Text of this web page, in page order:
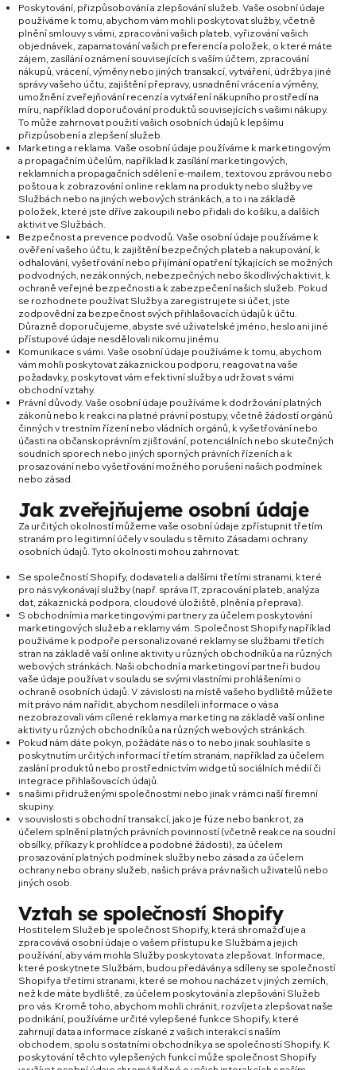
Poskytování, přizpůsobování a zlepšování služeb. Vaše osobní údaje
používáme k tomu, abychom vám mohli poskytovat služby, včetně
plnění smlouvy s vámi, zpracování vašich plateb, vyřizování vašich
objednávek, zapamatování vašich preferencí a položek, o které máte
zájem, zasílání oznámení souvisejících s vaším účtem, zpracování
nákupů, vrácení, výměny nebo jiných transakcí, vytváření, údržby a jiné
správy vašeho účtu, zajištění přepravy, usnadnění vrácení a výměny,
umožnění zveřejňování recenzí a vytváření nákupního prostředí na
míru, například doporučování produktů souvisejících s vašimi nákupy.
To může zahrnovat použití vašich osobních údajů k lepšímu
přizpůsobení a zlepšení služeb.
Marketing a reklama. Vaše osobní údaje používáme k marketingovým
a propagačním účelům, například k zasílání marketingových,
reklamních a propagačních sdělení e-mailem, textovou zprávou nebo
poštou a k zobrazování online reklam na produkty nebo služby ve
Službách nebo na jiných webových stránkách, a to i na základě
položek, které jste dříve zakoupili nebo přidali do košíku, a dalších
aktivit ve Službách.
Bezpečnost a prevence podvodů. Vaše osobní údaje používáme k
ověření vašeho účtu, k zajištění bezpečných plateb a nakupování, k
odhalování, vyšetřování nebo přijímání opatření týkajících se možných
podvodných, nezákonných, nebezpečných nebo škodlivých aktivit, k
ochraně veřejné bezpečnosti a k zabezpečení našich služeb. Pokud
se rozhodnete používat Služby a zaregistrujete si účet, jste
zodpovědní za bezpečnost svých přihlašovacích údajů k účtu.
Důrazně doporučujeme, abyste své uživatelské jméno, heslo ani jiné
přístupové údaje nesdělovali nikomu jinému.
Komunikace s vámi. Vaše osobní údaje používáme k tomu, abychom
vám mohli poskytovat zákaznickou podporu, reagovat na vaše
požadavky, poskytovat vám efektivní služby a udržovat s vámi
obchodní vztahy.
Právní důvody. Vaše osobní údaje používáme k dodržování platných
zákonů nebo k reakci na platné právní postupy, včetně žádostí orgánů
činných v trestním řízení nebo vládních orgánů, k vyšetřování nebo
účasti na občanskoprávním zjišťování, potenciálních nebo skutečných
soudních sporech nebo jiných sporných právních řízeních a k
prosazování nebo vyšetřování možného porušení našich podmínek
nebo zásad.
Jak zveřejňujeme osobní údaje
Za určitých okolností můžeme vaše osobní údaje zpřístupnit třetím
stranám pro legitimní účely v souladu s těmito Zásadami ochrany
osobních údajů. Tyto okolnosti mohou zahrnovat:
Se společností Shopify, dodavateli a dalšími třetími stranami, které
pro nás vykonávají služby (např. správa IT, zpracování plateb, analýza
dat, zákaznická podpora, cloudové úložiště, plnění a přeprava).
S obchodními a marketingovými partnery za účelem poskytování
marketingových služeb a reklamy vám. Společnost Shopify například
používáme k podpoře personalizované reklamy se službami třetích
stran na základě vaší online aktivity u různých obchodníků a na různých
webových stránkách. Naši obchodní a marketingoví partneři budou
vaše údaje používat v souladu se svými vlastními prohlášeními o
ochraně osobních údajů. V závislosti na místě vašeho bydliště můžete
mít právo nám nařídit, abychom nesdíleli informace o vás a
nezobrazovali vám cílené reklamy a marketing na základě vaší online
aktivity u různých obchodníků a na různých webových stránkách.
Pokud nám dáte pokyn, požádáte nás o to nebo jinak souhlasíte s
poskytnutím určitých informací třetím stranám, například za účelem
zaslání produktů nebo prostřednictvím widgetů sociálních médií či
integrace přihlašovacích údajů.
s našimi přidruženými společnostmi nebo jinak v rámci naší firemní
skupiny.
v souvislosti s obchodní transakcí, jako je fúze nebo bankrot, za
účelem splnění platných právních povinností (včetně reakce na soudní
obsílky, příkazy k prohlídce a podobné žádosti), za účelem
prosazování platných podmínek služby nebo zásad a za účelem
ochrany nebo obrany služeb, našich práv a práv našich uživatelů nebo
jiných osob.
Vztah se společností Shopify
Hostitelem Služeb je společnost Shopify, která shromažďuje a
zpracovává osobní údaje o vašem přístupu ke Službám a jejich
používání, aby vám mohla Služby poskytovat a zlepšovat. Informace,
které poskytnete Službám, budou předávány a sdíleny se společností
Shopify a třetími stranami, které se mohou nacházet v jiných zemích,
než kde máte bydliště, za účelem poskytování a zlepšování Služeb
pro vás. Kromě toho, abychom mohli chránit, rozvíjet a zlepšovat naše
podnikání, používáme určité vylepšené funkce Shopify, které
zahrnují data a informace získané z vašich interakcí s naším
obchodem, spolu s ostatními obchodníky a se společností Shopify. K
poskytování těchto vylepšených funkcí může společnost Shopify